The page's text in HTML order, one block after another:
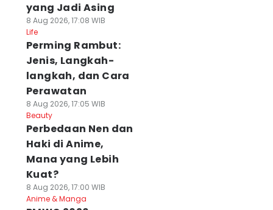
yang Jadi Asing
8 Aug 2026, 17:08 WIB
Life
Perming Rambut:
Jenis, Langkah-
langkah, dan Cara
Perawatan
8 Aug 2026, 17:05 WIB
Beauty
Perbedaan Nen dan
Haki di Anime,
Mana yang Lebih
Kuat?
8 Aug 2026, 17:00 WIB
Anime & Manga